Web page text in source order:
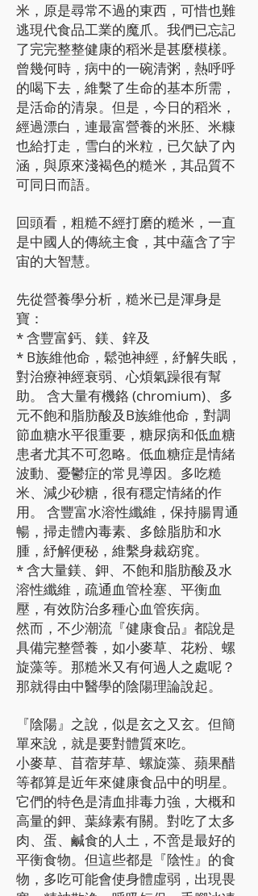
米，原是尋常不過的東西，可惜也難
逃現代食品工業的魔爪。我們已忘記
了完完整整健康的稻米是甚麼模樣。
曾幾何時，病中的一碗清粥，熱呼呼
的喝下去，維繫了生命的基本所需，
是活命的清泉。但是，今日的稻米，
經過漂白，連最富營養的米胚、米糠
也給打走，雪白的米粒，已欠缺了內
涵，與原來淺褐色的糙米，其品質不
可同日而語。
回頭看，粗糙不經打磨的糙米，一直
是中國人的傳統主食，其中蘊含了宇
宙的大智慧。
先從營養學分析，糙米已是渾身是
寶：
* 含豐富鈣、鎂、鋅及
* B族維他命，鬆弛神經，紓解失眠，
對治療神經衰弱、心煩氣躁很有幫
助。 含大量有機鉻 (chromium)、多
元不飽和脂肪酸及B族維他命，對調
節血糖水平很重要，糖尿病和低血糖
患者尤其不可忽略。低血糖症是情緒
波動、憂鬱症的常見導因。多吃糙
米、減少砂糖，很有穩定情緒的作
用。 含豐富水溶性纖維，保持腸胃通
暢，掃走體內毒素、多餘脂肪和水
腫，紓解便秘，維繫身裁窈窕。
* 含大量鎂、鉀、不飽和脂肪酸及水
溶性纖維，疏通血管栓塞、平衡血
壓，有效防治多種心血管疾病。
然而，不少潮流『健康食品』都說是
具備完整營養，如小麥草、花粉、螺
旋藻等。那糙米又有何過人之處呢？
那就得由中醫學的陰陽理論說起。
『陰陽』之說，似是玄之又玄。但簡
單來說，就是要對體質來吃。
小麥草、苜蓿芽草、螺旋藻、蘋果醋
等都算是近年來健康食品中的明星。
它們的特色是清血排毒力強，大概和
高量的鉀、葉綠素有關。對吃了太多
肉、蛋、鹹食的人土，不啻是最好的
平衡食物。但這些都是『陰性』的食
物，多吃可能會使身體虛弱，出現畏